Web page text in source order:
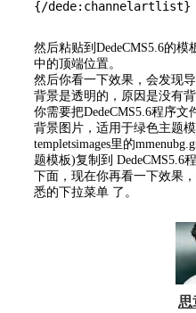
然后粘贴到DedeCMS5.6的模
中的顶端位置。
然后你看一下效果，会发现
背景是透明的，原因是没有背
你需要把DedeCMS5.6程序文
背景图片，适用于绿色主题
templetsimages里的
题模板)复制到 DedeCMS5.6
下面，现在你再看一下效果
悉的下拉菜单 了。
思